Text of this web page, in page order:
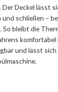
Der Deckel lässt
und schließen –
bleibt die
und lässt